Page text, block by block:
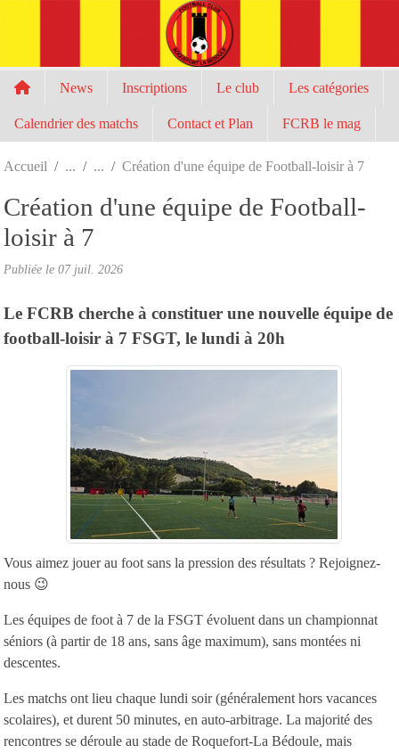
News Inscriptions Le club Les catégories
Calendrier des matchs Contact et Plan FCRB le mag
Accueil Création d'une équipe de Football-loisir à 7
Création d'une équipe de Football-
loisir à 7
Publiée le 07 juil. 2026
Le FCRB cherche à constituer une nouvelle équipe de
football-loisir à 7 FSGT, le lundi à 20h
Vous aimez jouer au foot sans la pression des résultats ? Rejoignez-
nous 😉
Les équipes de foot à 7 de la FSGT évoluent dans un championnat
séniors (à partir de 18 ans, sans âge maximum), sans montées ni
descentes.
Les matchs ont lieu chaque lundi soir (généralement hors vacances
scolaires), et durent 50 minutes, en auto-arbitrage. La majorité des
rencontres se déroule au stade de Roquefort-La Bédoule, mais
Panneau de gestion des cookies